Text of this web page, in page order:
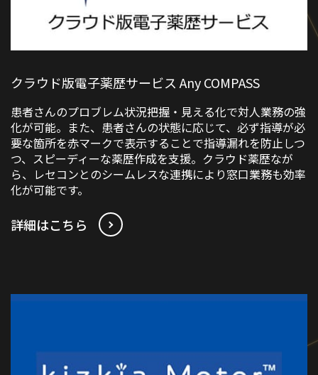
クラウド版電子薬歴サービス Any COMPASS
患者さんのプロブレム状況把握・見える化で対人業務の強
化が可能。また、患者さんの状態に応じて、必ず指導が必
要な箇所を赤マークで表示することで指導漏れを防止しつ
つ、スピーディーな薬歴作成を支援。クラウド薬歴なが
ら、レセコンとのシームレスな連携により窓口業務も効率
化が可能です。
詳細はこちら